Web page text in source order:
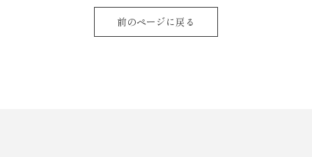
前のページに戻る